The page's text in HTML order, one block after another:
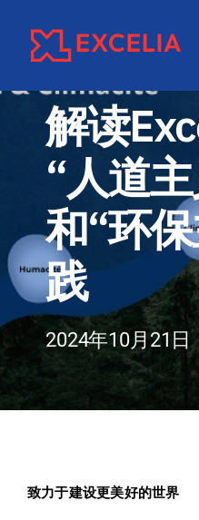
校区介绍
项目专业介绍
国际交流合作
职业发展和校友会
学校新闻
解读
“人道
和“环
践
2024年10月21日
致力于建设更美好的世界